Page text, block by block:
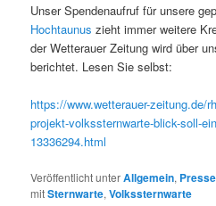
Unser Spendenaufruf für unsere
Hochtaunus zieht immer weitere
der Wetterauer Zeitung wird über
berichtet. Lesen Sie selbst:
https://www.wetterauer-zeitung.de/
projekt-volkssternwarte-blick-soll-
13336294.html
Veröffentlicht unterAllgemein,
mitSternwarte,Volkssternwarte